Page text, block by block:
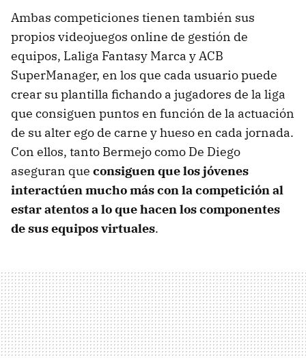
Ambas competiciones tienen también sus
propios videojuegos online de gestión de
equipos, Laliga Fantasy Marca y ACB
SuperManager, en los que cada usuario puede
crear su plantilla fichando a jugadores de la liga
que consiguen puntos en función de la actuación
de su alter ego de carne y hueso en cada jornada.
Con ellos, tanto Bermejo como De Diego
aseguran que consiguen que los jóvenes
interactúen mucho más con la competición al
estar atentos a lo que hacen los componentes
de sus equipos virtuales.